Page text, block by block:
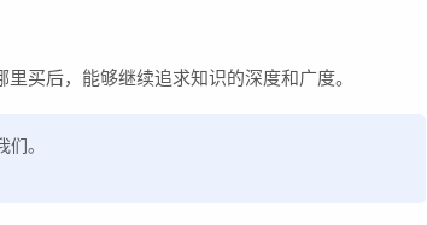
买后，能够继续追求知识的深度和广度。
。